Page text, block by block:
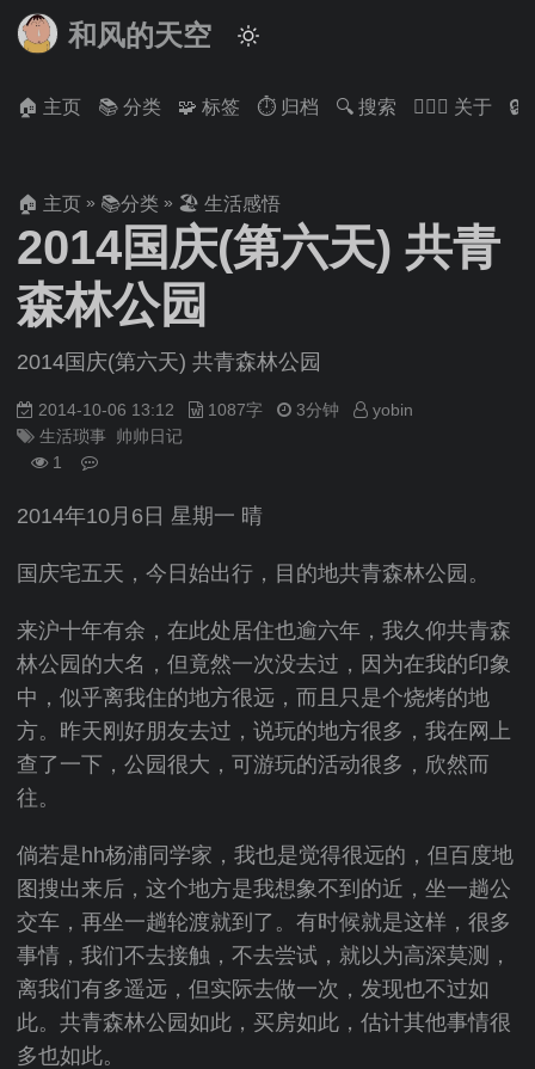
和风的天空
🏠 主页 📚 分类 🧩 标签 ⏱ 归档 🔍 搜索 🙋🏻‍♂️ 关于 🔒
🏠 主页 » 📚分类 » 🏖 生活感悟
2014国庆(第六天) 共青
森林公园
2014国庆(第六天) 共青森林公园
2014-10-06 13:12 1087字 3分钟
yobin
生活琐事 帅帅日记
1
2014年10月6日 星期一 晴
国庆宅五天，今日始出行，目的地共青森林公园。
来沪十年有余，在此处居住也逾六年，我久仰共青森
林公园的大名，但竟然一次没去过，因为在我的印象
中，似乎离我住的地方很远，而且只是个烧烤的地
方。昨天刚好朋友去过，说玩的地方很多，我在网上
查了一下，公园很大，可游玩的活动很多，欣然而
往。
倘若是hh杨浦同学家，我也是觉得很远的，但百度地
图搜出来后，这个地方是我想象不到的近，坐一趟公
交车，再坐一趟轮渡就到了。有时候就是这样，很多
事情，我们不去接触，不去尝试，就以为高深莫测，
离我们有多遥远，但实际去做一次，发现也不过如
此。共青森林公园如此，买房如此，估计其他事情很
多也如此。